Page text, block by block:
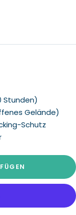
Stunden)
Gelände)
Schutz